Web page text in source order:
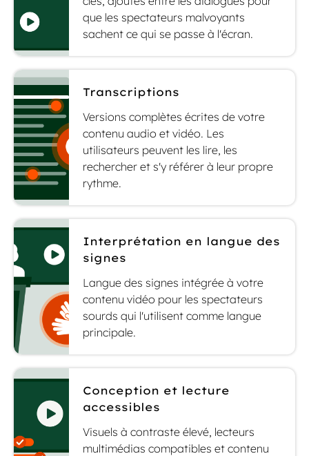
que les spectateurs malvoyants
sachent ce qui se passe à l'écran.
Transcriptions
Versions complètes écrites de votre
contenu audio et vidéo. Les
utilisateurs peuvent les lire, les
rechercher et s'y référer à leur propre
rythme.
Interprétation en langue des
signes
Langue des signes intégrée à votre
contenu vidéo pour les spectateurs
sourds qui l'utilisent comme langue
principale.
Conception et lecture
accessibles
Visuels à contraste élevé, lecteurs
multimédias compatibles et contenu